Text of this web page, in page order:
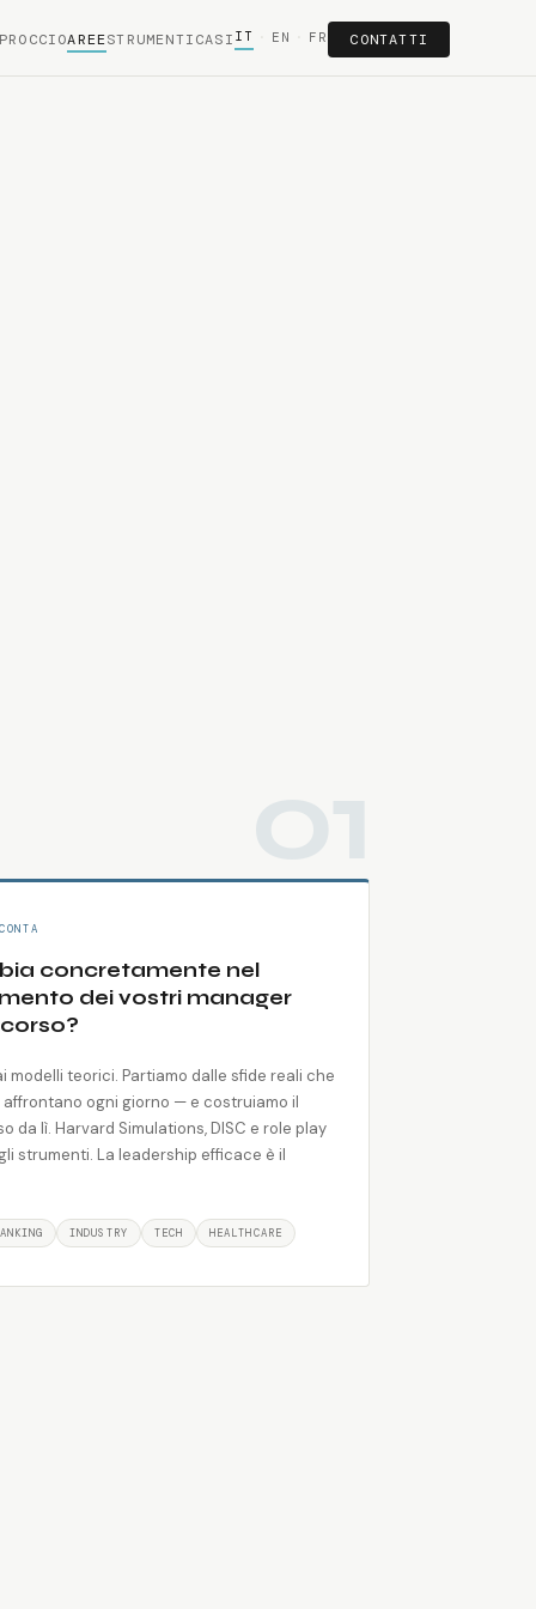
AREESTRUMENTICASI IT EN FR CONTATTI
concretamente nel
dei vostri manager
modelli teorici. Partiamo dalle sfide reali che
ogni giorno — e costruiamo il
da lì. Harvard Simulations, DISC e role play
strumenti. La leadership efficace è il
INDUSTRY TECH HEALTHCARE